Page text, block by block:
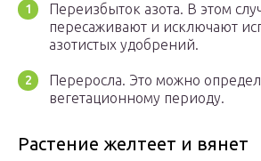
Переизбыток азота. В этом
пересаживают и исключают
азотистых удобрений.
Переросла. Это можно
вегетационному периоду.
Растение желтеет и вянет